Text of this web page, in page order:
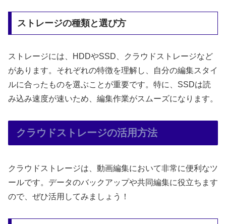
ストレージの種類と選び方
ストレージには、HDDやSSD、クラウドストレージなど
があります。それぞれの特徴を理解し、自分の編集スタイ
ルに合ったものを選ぶことが重要です。特に、SSDは読
み込み速度が速いため、編集作業がスムーズになります。
クラウドストレージの活用方法
クラウドストレージは、動画編集において非常に便利なツ
ールです。データのバックアップや共同編集に役立ちます
ので、ぜひ活用してみましょう！